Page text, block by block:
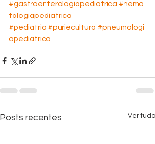
#gastroenterologiapediatrica #hema
tologiapediatrica
#pediatria #puriecultura #pneumologi
apediatrica
Posts recentes Ver tudo